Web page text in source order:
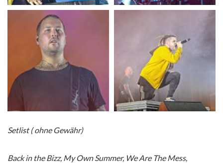
Setlist ( ohne Gewähr)
Back in the Bizz, My Own Summer, We Are The Mess,